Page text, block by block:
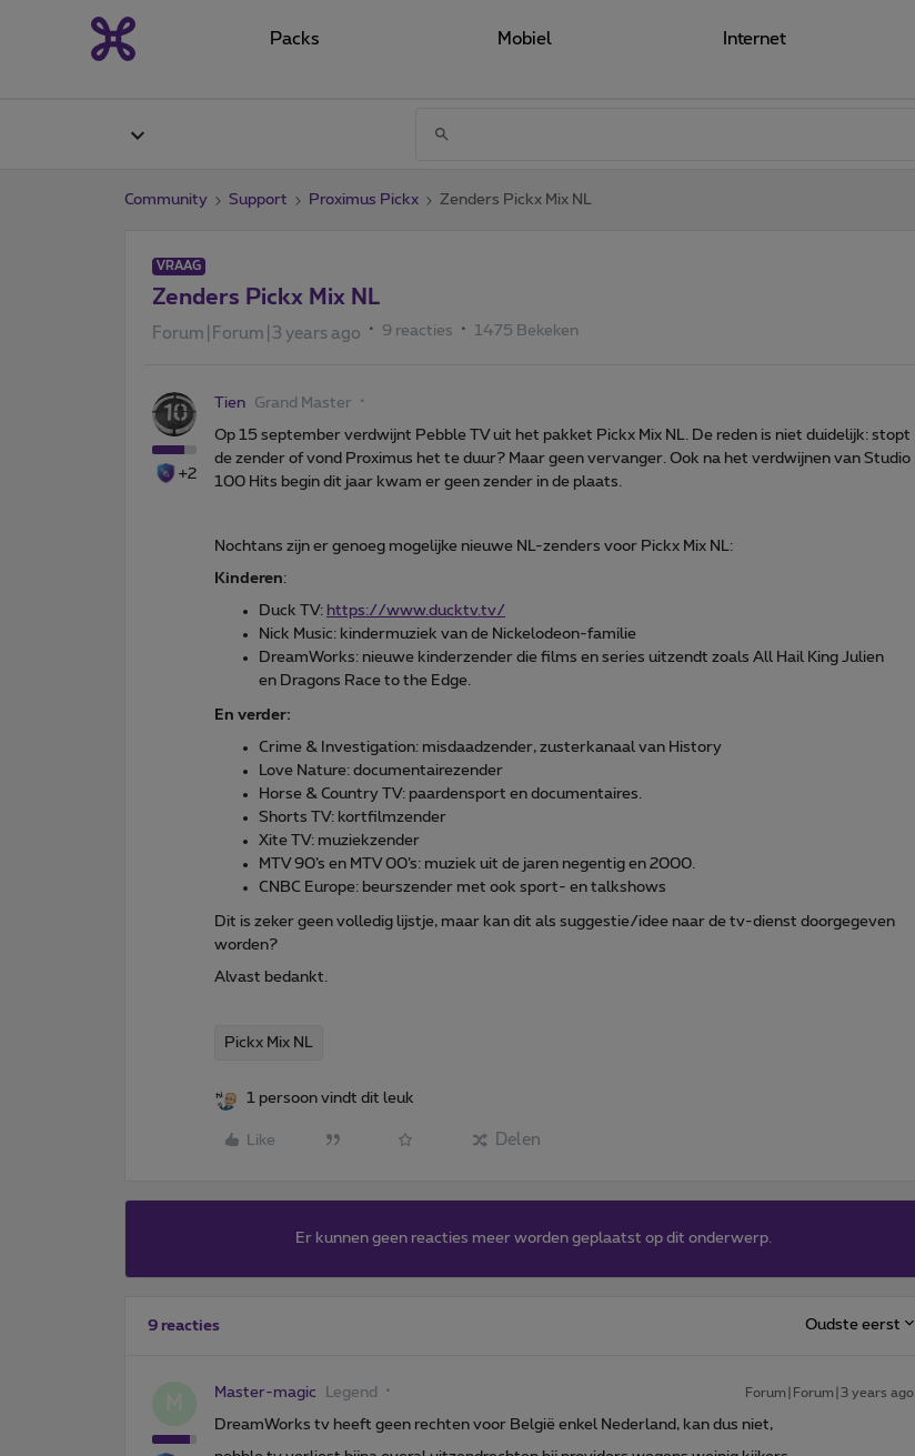
Packs Mobiel Internet
Community Support Proximus Pickx Zenders Pickx Mix NL
VRAAG
Zenders Pickx Mix NL
Forum|Forum|3 years ago 9 reacties 1475 Bekeken
+2
Tien Grand Master
Op 15 september verdwijnt Pebble TV uit het pakket Pickx Mix NL. De reden is niet duidelijk: stopt
de zender of vond Proximus het te duur? Maar geen vervanger. Ook na het verdwijnen van Studio
100 Hits begin dit jaar kwam er geen zender in de plaats.
Nochtans zijn er genoeg mogelijke nieuwe NL-zenders voor Pickx Mix NL:
Kinderen:
Duck TV: https://www.ducktv.tv/
Nick Music: kindermuziek van de Nickelodeon-familie
DreamWorks: nieuwe kinderzender die films en series uitzendt zoals All Hail King Julien
en Dragons Race to the Edge.
En verder:
Crime & Investigation: misdaadzender, zusterkanaal van History
Love Nature: documentairezender
Horse & Country TV: paardensport en documentaires.
Shorts TV: kortfilmzender
Xite TV: muziekzender
MTV 90’s en MTV 00’s: muziek uit de jaren negentig en 2000.
CNBC Europe: beurszender met ook sport- en talkshows
Dit is zeker geen volledig lijstje, maar kan dit als suggestie/idee naar de tv-dienst doorgegeven
worden?
Alvast bedankt.
Pickx Mix NL
1 persoon vindt dit leuk
Like Delen
Er kunnen geen reacties meer worden geplaatst op dit onderwerp.
9 reacties Oudste eerst
Master-magic Legend Forum|Forum|3 years ago
DreamWorks tv heeft geen rechten voor België enkel Nederland, kan dus niet,